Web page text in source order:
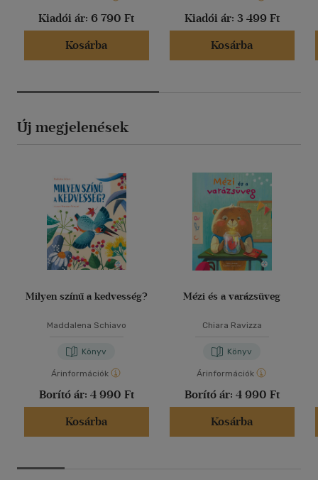
Kiadói ár: 6 790 Ft
Kosárba
Kiadói ár: 3 499 Ft
Kosárba
Új megjelenések
Milyen színű a kedvesség?
Maddalena Schiavo
Könyv
Árinformációk
Borító ár: 4 990 Ft
Kosárba
Mézi és a varázsüveg
Chiara Ravizza
Könyv
Árinformációk
Borító ár: 4 990 Ft
Kosárba